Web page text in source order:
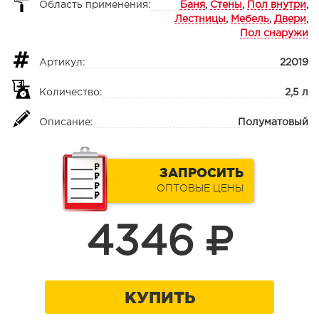
Область применения: Баня , Стены , Пол внутри ,
Лестницы , Мебель, Двери ,
Пол снаружи
Артикул: 22019
Количество: 2,5 л
Описание: Полуматовый
ЗАПРОСИТЬ
ОПТОВЫЕ ЦЕНЫ
4346
КУПИТЬ